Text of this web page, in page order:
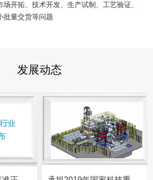
场开拓、技术开发、生产试制、工艺验证、
批量交货等问题
发展动态